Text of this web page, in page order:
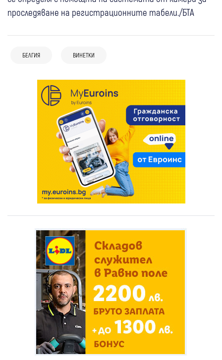
проследяване на регистрационните табели./БТА
БЕЛГИЯ ВИНЕТКИ